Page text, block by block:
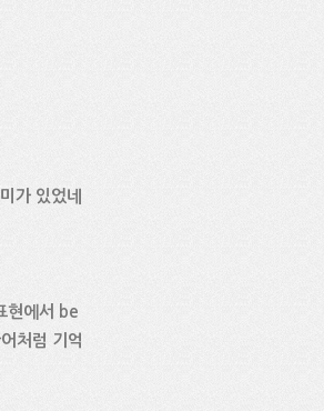
가 있었네
현에서 be
처럼 기억